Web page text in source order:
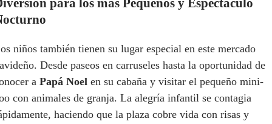
para los más Pequeños y Espectáculo
niños también tienen su lugar especial en este mercado
Desde paseos en carruseles hasta la oportunidad de
a Papá Noel en su cabaña y visitar el pequeño mini-
con animales de granja. La alegría infantil se contagia
haciendo que la plaza cobre vida con risas y